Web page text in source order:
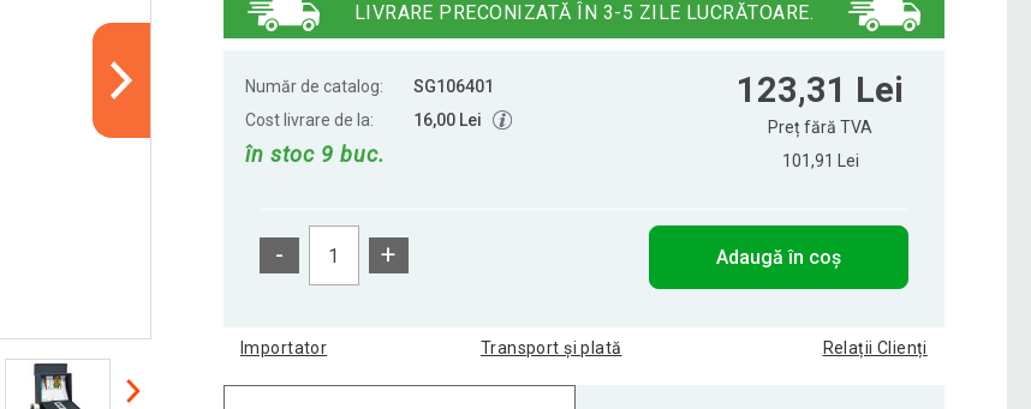
LIVRARE PRECONIZATĂ ÎN 3-5 ZILE LUCRĂTOARE.
Număr de catalog:
SG106401
Cost livrare de la:
16,00 Lei
în stoc 9 buc.
123,31 Lei
Preț fără TVA
101,91 Lei
- + Adaugă în coș
Importator Transport și plată Relații Clienți